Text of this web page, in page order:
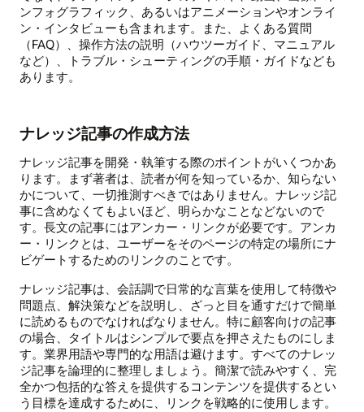
ンフォグラフィック、あるいはアニメーションやオンライ
ン・インタビューも含まれます。また、よくある質問
（FAQ）、操作方法の説明（ハウツーガイド、マニュアル
など）、トラブル・シューティングの手順・ガイドなども
あります。
ナレッジ記事の作成方法
ナレッジ記事を開発・執筆する際のポイントがいくつかあ
ります。まず著者は、読者が何を知っているか、知らない
かについて、一切推測すべきではありません。ナレッジ記
事に含めなくてもよいほど、明らかなことなどないので
す。長文の記事にはアンカー・リンクが必要です。アンカ
ー・リンクとは、ユーザーをそのページの特定の場所にナ
ビゲートするためのリンクのことです。
ナレッジ記事は、会話調で日常的な言葉を使用して特徴や
問題点、解決策などを説明し、ざっと目を通すだけで簡単
に読めるものでなければなりません。特に顧客向けの記事
の場合、タイトルはシンプルで要点を押さえたものにしま
す。業界用語や専門的な用語は避けます。すべてのナレッ
ジ記事を論理的に整理しましょう。簡潔で読みやすく、完
全かつ包括的な答えを提供するコンテンツを提供するとい
う目標を達成するために、リンクを戦略的に使用します。